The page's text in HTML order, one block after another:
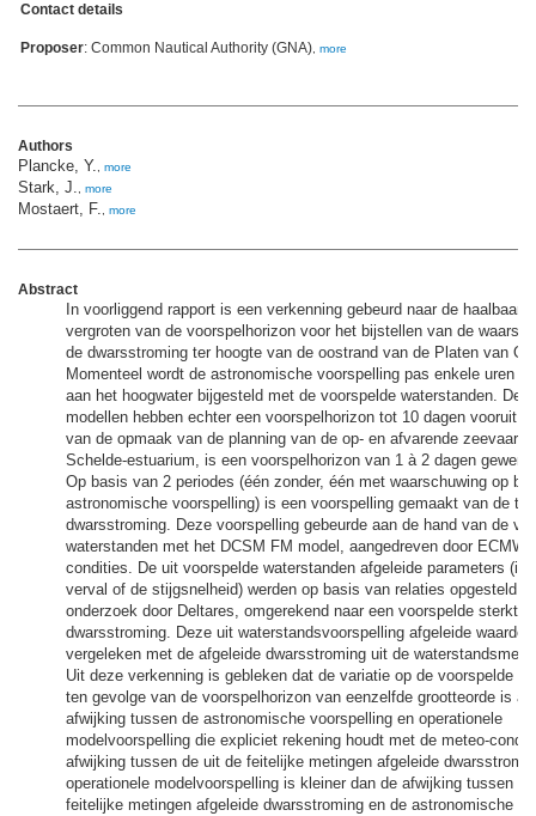
Contact details
Proposer: Common Nautical Authority (GNA), more
Authors
Plancke, Y., more
Stark, J., more
Mostaert, F., more
Abstract
In voorliggend rapport is een verkenning gebeurd naar de
vergroten van de voorspelhorizon voor het bijstellen van de
de dwarsstroming ter hoogte van de oostrand van de Platen van
Momenteel wordt de astronomische voorspelling pas enkele uren
aan het hoogwater bijgesteld met de voorspelde waterstanden. De
modellen hebben echter een voorspelhorizon tot 10 dagen vooruit.
van de opmaak van de planning van de op- en afvarende zeevaart
Schelde-estuarium, is een voorspelhorizon van 1 à 2 dagen
Op basis van 2 periodes (één zonder, één met waarschuwing op
astronomische voorspelling) is een voorspelling gemaakt van de te
dwarsstroming. Deze voorspelling gebeurde aan de hand van de
waterstanden met het DCSM FM model, aangedreven door
condities. De uit voorspelde waterstanden afgeleide parameters (in
verval of de stijgsnelheid) werden op basis van relaties opgesteld in
onderzoek door Deltares, omgerekend naar een voorspelde sterkte
dwarsstroming. Deze uit waterstandsvoorspelling afgeleide
vergeleken met de afgeleide dwarsstroming uit de
Uit deze verkenning is gebleken dat de variatie op de voorspelde
ten gevolge van de voorspelhorizon van eenzelfde grootteorde is
afwijking tussen de astronomische voorspelling en operationele
modelvoorspelling die expliciet rekening houdt met de meteo-
afwijking tussen de uit de feitelijke metingen afgeleide
operationele modelvoorspelling is kleiner dan de afwijking tussen
feitelijke metingen afgeleide dwarsstroming en de astronomische